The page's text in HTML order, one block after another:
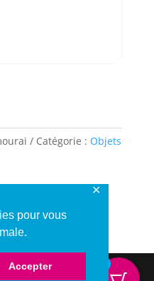
pour vous
Accepter
✕
Catégorie : Objets